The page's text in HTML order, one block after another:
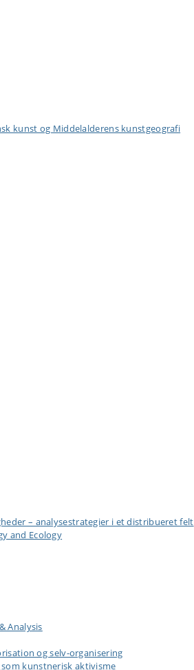
kunst og Middelalderens kunstgeografi
– analysestrategier i et distribueret felt
and Ecology
Analysis
og selv-organisering
kunstnerisk aktivisme